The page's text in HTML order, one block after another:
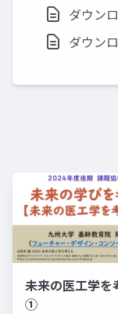
ダウン
ダウン
未来の医工学を
①